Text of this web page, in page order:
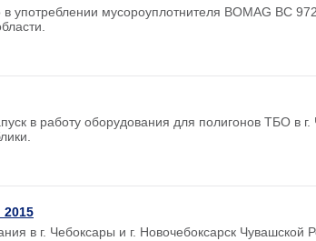
употреблении мусороуплотнителя BOMAG BC
в работу оборудования для полигонов ТБО в г.
2015
в г. Чебоксары и г. Новочебоксарск Чувашской